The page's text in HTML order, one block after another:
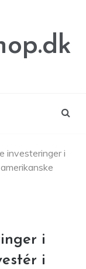
investeringer i
i
i